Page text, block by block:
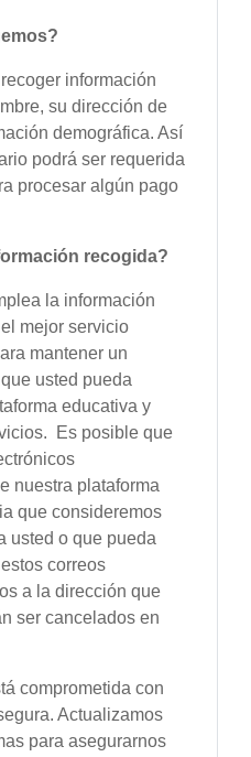
información
su dirección de
demográfica. Así
podrá ser requerida
procesar algún pago
recogida?
la información
mejor servicio
mantener un
usted pueda
educativa y
Es posible que
nuestra plataforma
que consideremos
usted o que pueda
correos
a la dirección que
ser cancelados en
comprometida con
Actualizamos
para asegurarnos